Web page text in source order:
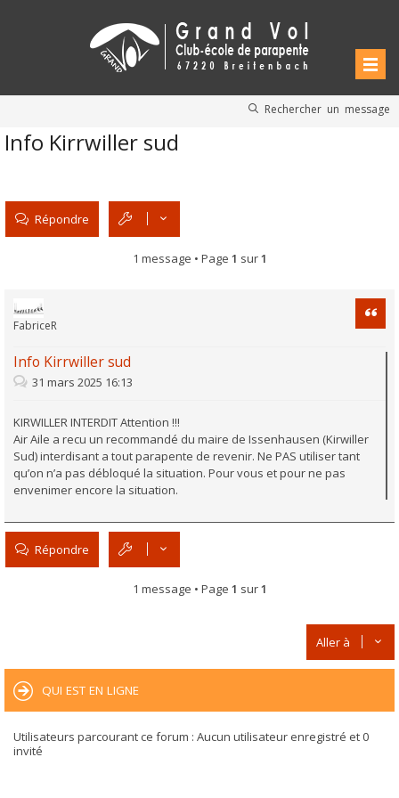
Rechercher un message
Info Kirrwiller sud
Répondre
1 message • Page 1 sur1
FabriceR
Info Kirrwiller sud
31 mars 2025 16:13
KIRWILLER INTERDIT Attention !!!
Air Aile a recu un recommandé du maire de Issenhausen (Kirwiller
Sud) interdisant a tout parapente de revenir. Ne PAS utiliser tant
qu’on n’a pas débloqué la situation. Pour vous et pour ne pas
envenimer encore la situation.
Répondre
1 message • Page 1 sur1
Aller à
QUI EST EN LIGNE
Utilisateurs parcourant ce forum : Aucun utilisateur enregistré et 0
invité